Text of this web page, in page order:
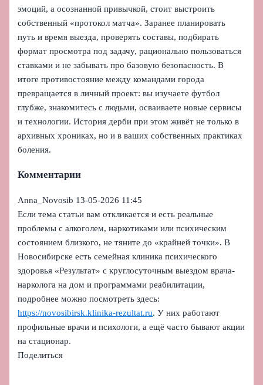
эмоций, а осознанной привычкой, стоит выстроить
собственный «протокол матча». Заранее планировать
путь и время выезда, проверять составы, подбирать
формат просмотра под задачу, рационально пользоваться
ставками и не забывать про базовую безопасность. В
итоге противостояние между командами города
превращается в личный проект: вы изучаете футбол
глубже, знакомитесь с людьми, осваиваете новые сервисы
и технологии. История дерби при этом живёт не только в
архивных хрониках, но и в ваших собственных практиках
боления.
Комментарии
Anna_Novosib 13-05-2026 11:45
Если тема статьи вам откликается и есть реальные
проблемы с алкоголем, наркотиками или психическим
состоянием близкого, не тяните до «крайней точки». В
Новосибирске есть семейная клиника психического
здоровья «Результат» с круглосуточным выездом врача-
нарколога на дом и программами реабилитации,
подробнее можно посмотреть здесь:
https://novosibirsk.klinika-rezultat.ru. У них работают
профильные врачи и психологи, а ещё часто бывают акции
на стационар.
Поделиться